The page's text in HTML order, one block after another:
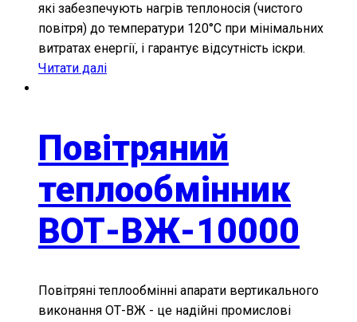
які забезпечують нагрів теплоносія (чистого
повітря) до температури 120°С при мінімальних
витратах енергії, і гарантує відсутність іскри.
Читати далі
Повітряний
теплообмінник
ВОТ-ВЖ-10000
Повітряні теплообмінні апарати вертикального
виконання ОТ-ВЖ - це надійні промислові